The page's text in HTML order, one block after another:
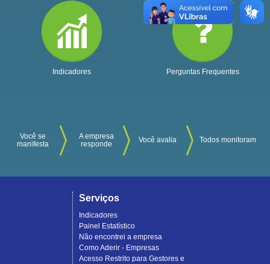
Indicadores Perguntas Frequentes
Você se
manifesta
A empresa
responde
Você avalia Todos monitoram
Serviços
Indicadores
Painel Estatístico
Não encontrei a empresa
Como Aderir - Empresas
Acesso Restrito para Gestores e